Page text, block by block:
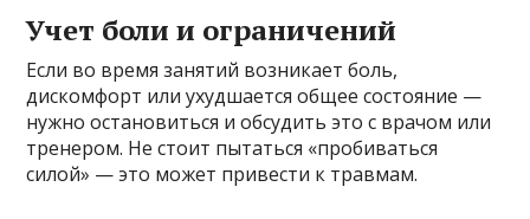
Учет боли и ограничений
Если во время занятий возникает боль,
дискомфорт или ухудшается общее состояние —
нужно остановиться и обсудить это с врачом или
тренером. Не стоит пытаться «пробиваться
силой» — это может привести к травмам.